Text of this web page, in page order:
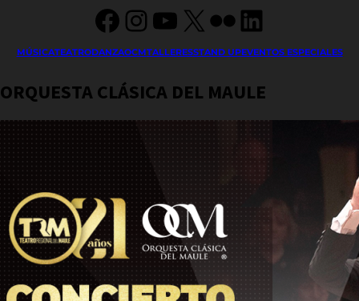
Facebook
Instagram
YouTube
X FlickrLinkedIn
MÚSICATEATRODANZAOCMTALLERESSTAND UPEVENTOS ESPECIALES
ORQUESTA CLÁSICA DEL MAULE